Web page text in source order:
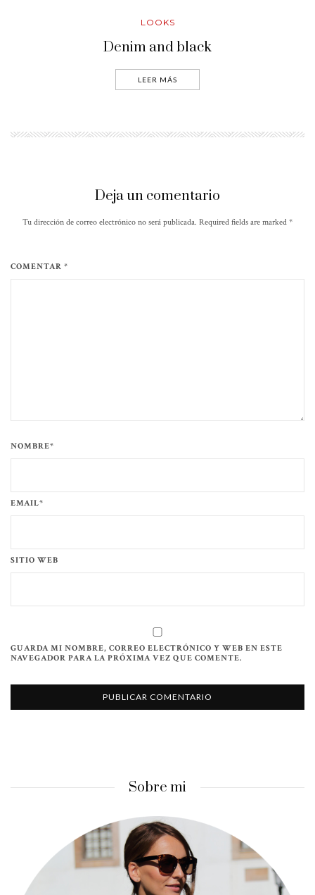
LOOKS
Denim and black
LEER MÁS
Deja un comentario
Tu dirección de correo electrónico no será publicada. Required fields are marked *
COMENTAR *
NOMBRE*
EMAIL*
SITIO WEB
GUARDA MI NOMBRE, CORREO ELECTRÓNICO Y WEB EN ESTE
NAVEGADOR PARA LA PRÓXIMA VEZ QUE COMENTE.
Sobre mi